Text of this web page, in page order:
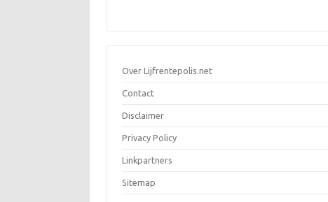
Over Lijfrentepolis.net
Contact
Disclaimer
Privacy Policy
Linkpartners
Sitemap